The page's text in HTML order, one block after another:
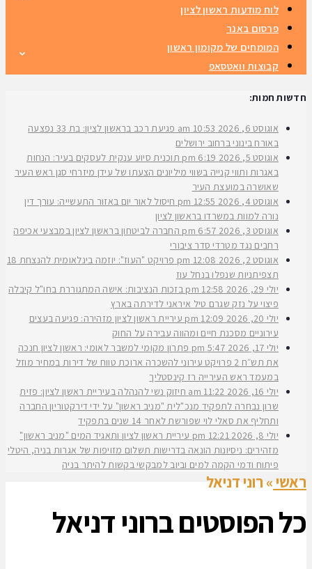
לוח מודעות ראשון לציון
פרסום באנר
המומחים של מקומון ראשון
קבוצות וואטסאפ
חדשות חמות:
אוגוסט 6, 2026 10:53 am
פגיעת רכב בראשון לציון: בת 33 נפצעה
באורח בינוני ברחוב ירושלים
אוגוסט 5, 2026
6:19 pm
תוכנית סיוע ענקית לעסקים בעיר: הנחות
באגרות ותווי קנייה בשווי מיליונים הצעתו של עידן מיזרחי סגן ראש העיר
שאושרה במועצת העיר
אוגוסט 4, 2026
12:55 pm
חיסול לאור יום באזור התעשייה: עורך דין
נורה למוות במשרדו בראשון לציון
אוגוסט 3, 2026
6:57 pm
החברה לביטחון בראשון לציון במבצעי אכיפה
רחבים נגד מטרדי סדר ציבורי
אוגוסט 2, 2026
12:08 pm
פרויקט "העוז": יוזמה בינלאומית להנצחת 18
תצפיתניות שנפלו בנחל עוז
יולי 29, 2026
12:58 pm
בזכות הנציבות: אישה המתגוררת בחו"ל קיבלה
פיצוי על נזק שגרם טיל איראני לדירתה בארץ
יולי 20, 2026
12:09 pm
עיריית ראשון לציון מזהירה: פגיעה בעצים
עירוניים מסכנת חיים ומהווה עבירה על החוק
יולי 17, 2026
5:47 pm
פתרון מקומי למשבר לאומי: ראשון לציון חנכה
את תש״ח 2 פרויקט עירוני להשכרה ארוכת טווח של דירות במחיר מוזל
במעמד ראש העירייה רז קינסטליך
יולי 16, 2026
11:22 am
חיזוק נשי להנהלה בעיריית ראשון לציון: פזית
שרון נבחרה לתפקיד מנכ"לית "מניב ראשון" על ידי דירקטוריון החברה
ותחליף את סאלי לוי שפורשת לאחר 14 שנים בתפקיד
יולי 8, 2026
12:21 pm
עיריית ראשון לציון ותאגיד המים "מניב ראשון"
מזהירים: ניסיונות הונאה בדרישות תשלום מזויפות של אגרות בניה, היטלי
פיתוח ודמי הקמה למים וביוב למבקשי בקשות להיתר בניה
ראשי» רוני דניאל
כל הפוסטים ברוני דניאל